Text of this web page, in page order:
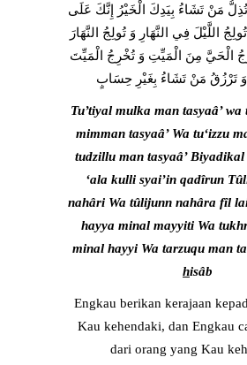
مَنْ تَشَاءُ بِيَدِكَ الْخَيْرُ إِنَّكَ عَلَى
اللَّيْلَ فِي النَّهَارِ وَ تُولِجُ النَّهَارَ
الْحَيَّ مِنَ الْمَيِّتِ وَ تُخْرِجُ الْمَيِّتَ
تَرْزُقُ مَنْ تَشَاءُ بِغَيْرِ حِسَابٍ
Tu’tiyal mulka man tasyaâ’ wa
mimman tasyaâ’ Wa tu‘izzu
tudzillu man tasyaâ’
‘ala kulli syai’in qadîrun
nahâri Wa tûlijunn nahâra fîl
hayya minal mayyiti Wa
minal hayyi Wa tarzuqu man
hisâb
Engkau berikan kerajaan
Kau kehendaki, dan Engkau
dari orang yang Kau